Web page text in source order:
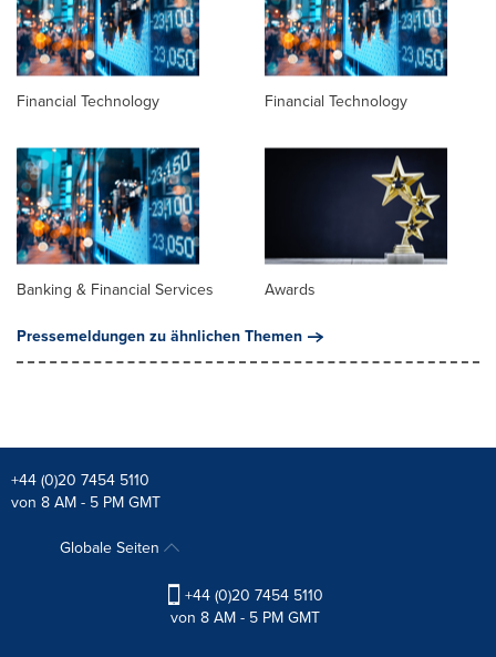
Financial Technology Financial Technology
Banking & Financial Services
Awards
Pressemeldungen zu ähnlichen Themen
+44 (0)20 7454 5110
von 8 AM - 5 PM GMT
Globale Seiten
+44 (0)20 7454 5110
von 8 AM - 5 PM GMT